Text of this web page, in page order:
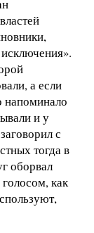
а если
напоминало
и у
с
тогда в
оборвал
как